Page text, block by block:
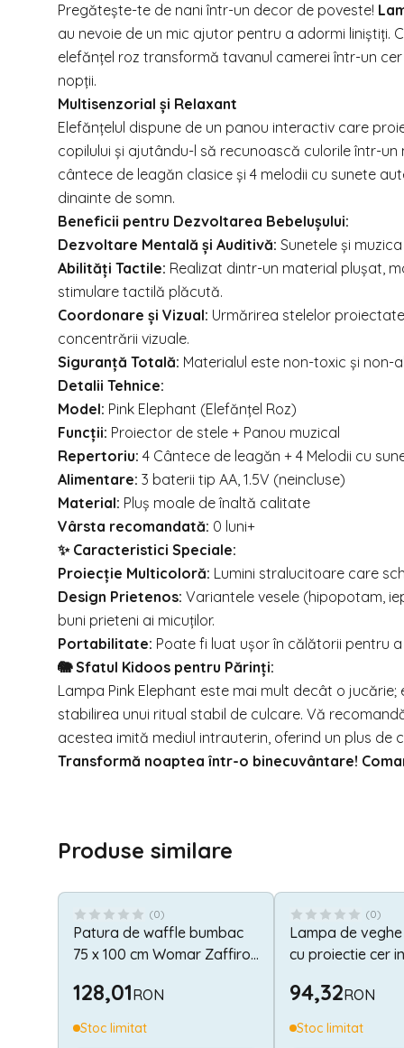
Pregătește-te de nani într-un decor de poveste!
au nevoie de un mic ajutor pentru a adormi liniștiți.
elefănțel roz transformă tavanul camerei într-un
nopții.
Multisenzorial și Relaxant
Elefănțelul dispune de un panou interactiv care
copilului și ajutându-l să recunoască culorile într-
cântece de leagăn clasice și 4 melodii cu sunete
dinainte de somn.
Beneficii pentru Dezvoltarea Bebelușului:
Dezvoltare Mentală și Auditivă: Sunetele și
Abilități Tactile: Realizat dintr-un material plușat,
stimulare tactilă plăcută.
Coordonare și Vizual: Urmărirea stelelor
concentrării vizuale.
Siguranță Totală: Materialul este non-toxic și non-
Detalii Tehnice:
Model: Pink Elephant (Elefănțel Roz)
Funcții: Proiector de stele + Panou muzical
Repertoriu: 4 Cântece de leagăn + 4 Melodii cu
Alimentare: 3 baterii tip AA, 1.5V (neincluse)
Material: Pluș moale de înaltă calitate
Vârsta recomandată: 0 luni+
✨ Caracteristici Speciale:
Proiecție Multicoloră: Lumini stralucitoare care
Design Prietenos: Variantele vesele (hipopotam,
buni prieteni ai micuților.
Portabilitate: Poate fi luat ușor în călătorii pentru
🐘 Sfatul Kidoos pentru Părinți:
Lampa Pink Elephant este mai mult decât o
stabilirea unui ritual stabil de culcare. Vă
acestea imită mediul intrauterin, oferind un plus de
Transformă noaptea într-o binecuvântare!
Produse similare
(0)
Patura de waffle bumbac
75 x 100 cm Womar Zaffiro
128,01RON
Stoc limitat
(0)
Lampa de
cu proiectie cer
94,32RON
Stoc limitat